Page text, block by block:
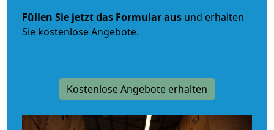
Füllen Sie jetzt das Formular aus und erhalten
Sie kostenlose Angebote.
Kostenlose Angebote erhalten